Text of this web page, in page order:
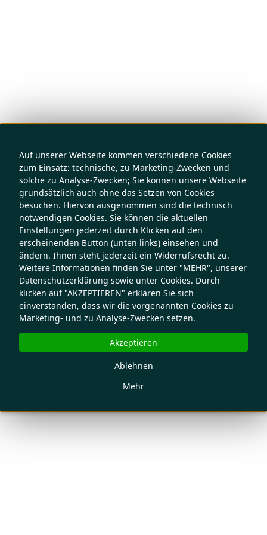
Auf unserer Webseite kommen verschiedene Cookies
zum Einsatz: technische, zu Marketing-Zwecken und
solche zu Analyse-Zwecken; Sie können unsere Webseite
grundsätzlich auch ohne das Setzen von Cookies
besuchen. Hiervon ausgenommen sind die technisch
notwendigen Cookies. Sie können die aktuellen
Einstellungen jederzeit durch Klicken auf den
erscheinenden Button (unten links) einsehen und
ändern. Ihnen steht jederzeit ein Widerrufsrecht zu.
Weitere Informationen finden Sie unter "MEHR", unserer
Datenschutzerklärung sowie unter Cookies. Durch
klicken auf "AKZEPTIEREN" erklären Sie sich
einverstanden, dass wir die vorgenannten Cookies zu
Marketing- und zu Analyse-Zwecken setzen.
Mehr
Ablehnen
Akzeptieren